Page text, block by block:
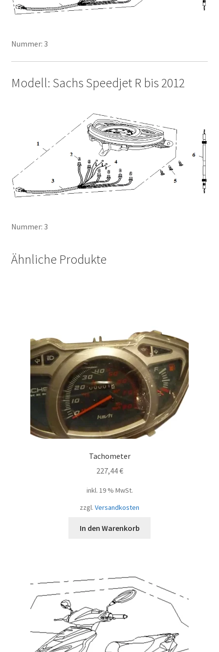
Nummer: 3
Modell: Sachs Speedjet R bis 2012
Nummer: 3
Ähnliche Produkte
Tachometer
227,44€
inkl. 19 % MwSt.
zzgl. Versandkosten
In den Warenkorb